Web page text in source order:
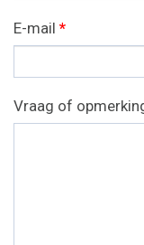
E-mail *
Vraag of